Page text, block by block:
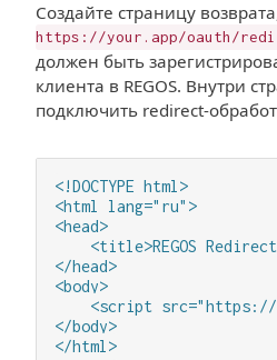
Создайте страницу
https://your.app/oauth/
должен быть
клиента в REGOS. Внутри
подключить redirect-
<!DOCTYPE html>
<html lang="ru">
<head>
<title>REGOS
</head>
<body>
<script
</body>
</html>